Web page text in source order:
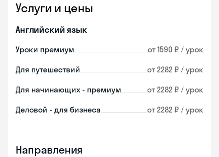
Услуги и цены
Английский язык
Уроки премиум от 1590 ₽ / урок
Для путешествий от 2282 ₽ / урок
Для начинающих - премиум от 2282 ₽ / урок
Деловой - для бизнеса от 2282 ₽ / урок
Направления